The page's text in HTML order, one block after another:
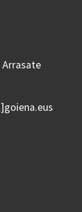
Arrasate